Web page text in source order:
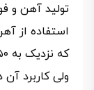
تولید آهن و
استفاده از
که نزدیک به ۵۰ درصد، جایگزین قراضه شود.
ولی کاربرد آن